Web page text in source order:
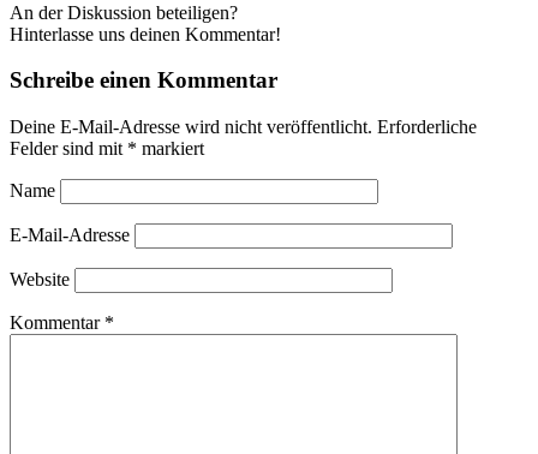
An der Diskussion beteiligen?
Hinterlasse uns deinen Kommentar!
Schreibe einen Kommentar
Deine E-Mail-Adresse wird nicht veröffentlicht. Erforderliche
Felder sind mit * markiert
Name
E-Mail-Adresse
Website
Kommentar *